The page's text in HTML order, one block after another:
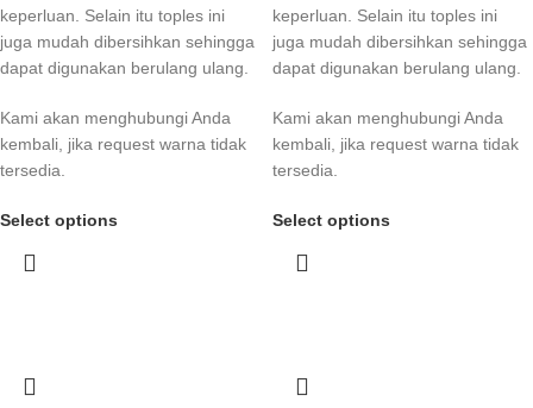
keperluan. Selain itu toples ini
juga mudah dibersihkan sehingga
dapat digunakan berulang ulang.
Kami akan menghubungi Anda
kembali, jika request warna tidak
tersedia.
Select options
keperluan. Selain itu toples ini
juga mudah dibersihkan sehingga
dapat digunakan berulang ulang.
Kami akan menghubungi Anda
kembali, jika request warna tidak
tersedia.
Select options